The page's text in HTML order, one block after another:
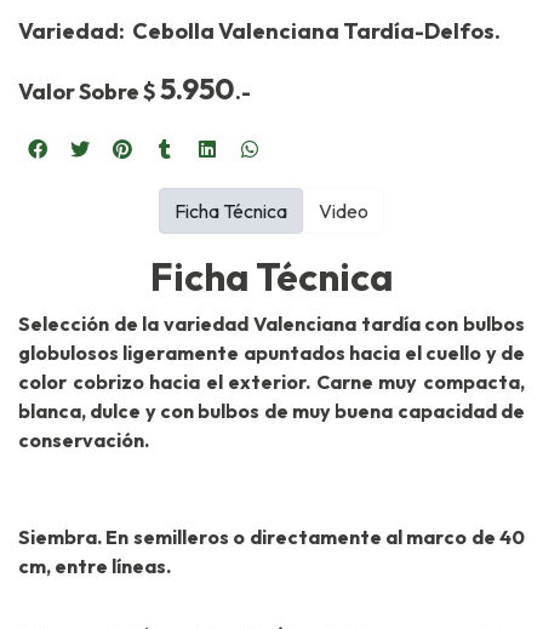
Variedad: Cebolla Valenciana Tardía-Delfos.
Valor Sobre $5.950.-
Ficha Técnica
Selección de la variedad Valenciana tardía con bulbos
globulosos ligeramente apuntados hacia el cuello y de
color cobrizo hacia el exterior. Carne muy compacta,
blanca, dulce y con bulbos de muy buena capacidad de
conservación.
Siembra. En semilleros o directamente al marco de 40
cm, entre líneas.
Ficha Técnica Video